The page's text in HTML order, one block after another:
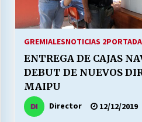
GREMIALESNOTICIAS 2
ENTREGA DE CAJAS
DEBUT DE NUEVOS
MAIPU
Director 12/12/2019